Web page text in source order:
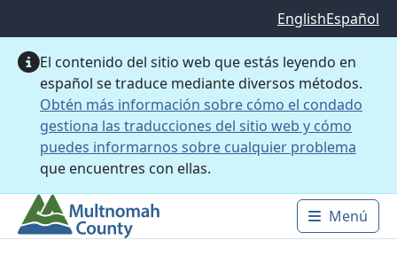
EnglishEspañol
El contenido del sitio web que estás leyendo en
español se traduce mediante diversos métodos.
Obtén más información sobre cómo el condado
gestiona las traducciones del sitio web y cómo
puedes informarnos sobre cualquier problema
que encuentres con ellas.
Main
Menú